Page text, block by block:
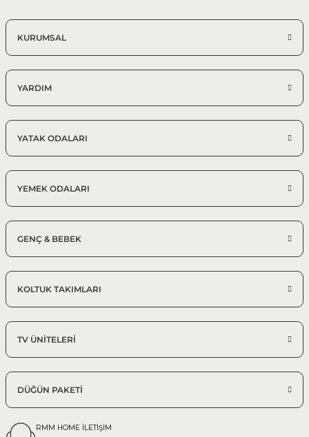
KURUMSAL
YARDIM
YATAK ODALARI
YEMEK ODALARI
GENÇ & BEBEK
KOLTUK TAKIMLARI
TV ÜNİTELERİ
DÜĞÜN PAKETİ
RMM HOME İLETİŞİM